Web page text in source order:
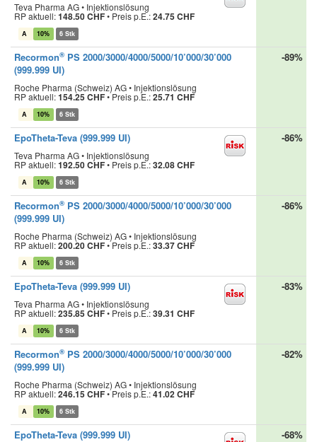
Teva Pharma AG • Injektionslösung
RP aktuell:148.50 CHF• Preis p.E.:24.75 CHF
A 10% 6 Stk
Recormon® PS 2000/3000/4000/5000/10’000/30’000
(999.999 UI)
Roche Pharma (Schweiz) AG • Injektionslösung
RP aktuell:154.25 CHF•Preis p.E.:25.71 CHF
A 10% 6 Stk
-89%
EpoTheta-Teva (999.999 UI)
Teva Pharma AG • Injektionslösung
RP aktuell:192.50 CHF• Preis p.E.:32.08 CHF
A 10% 6 Stk
-86%
Recormon® PS 2000/3000/4000/5000/10’000/30’000
(999.999 UI)
Roche Pharma (Schweiz) AG • Injektionslösung
RP aktuell:200.20 CHF•Preis p.E.:33.37 CHF
A 10% 6 Stk
-86%
EpoTheta-Teva (999.999 UI)
Teva Pharma AG • Injektionslösung
RP aktuell:235.85 CHF• Preis p.E.:39.31 CHF
A 10% 6 Stk
-83%
Recormon® PS 2000/3000/4000/5000/10’000/30’000
(999.999 UI)
Roche Pharma (Schweiz) AG • Injektionslösung
RP aktuell:246.15 CHF•Preis p.E.:41.02 CHF
A 10% 6 Stk
-82%
EpoTheta-Teva (999.999 UI) -68%